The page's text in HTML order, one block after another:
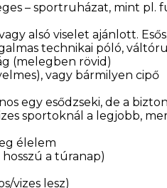
– sportruházat, mint
alsó viselet ajánlott.
technikai póló,
(melegben rövid)
vagy bármilyen cipő
egy esődzseki, de a
sportoknál a legjobb,
élelem
a túranap)
vizes lesz)